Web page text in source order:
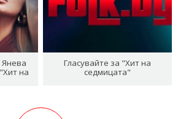
Янева
на
Гласувайте за "Хит на
седмицата"